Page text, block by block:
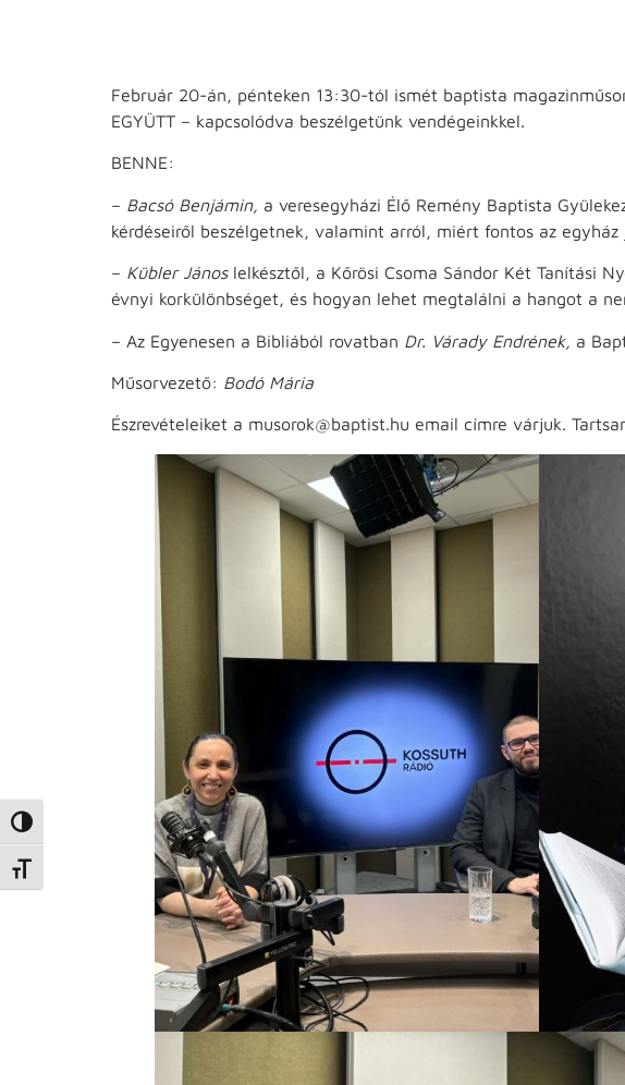
Nagy kontraszt váltása
Betűméret váltása
Február 20-án, pénteken 13:30-tól ismét baptista
EGYÜTT – kapcsolódva beszélgetünk vendégeinkkel.
BENNE:
– Bacsó Benjámin, a veresegyházi Élő Remény Baptista
kérdéseiről beszélgetnek, valamint arról, miért fontos az
– Kübler Jánoslelkésztől, a Kőrösi Csoma Sándor Két Tanítási
évnyi korkülönbséget, és hogyan lehet megtalálni a hangot a
– Az Egyenesen a Bibliából rovatban Dr. Várady Endrének, a
Műsorvezető: Bodó Mária
Észrevételeiket a musorok@baptist.hu email címre várjuk.